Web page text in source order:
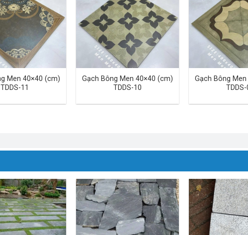
Men 40×40 (cm)
TDDS-11
Gạch Bông Men 40×40 (cm)
TDDS-10
Gạch Bông
TDDS-